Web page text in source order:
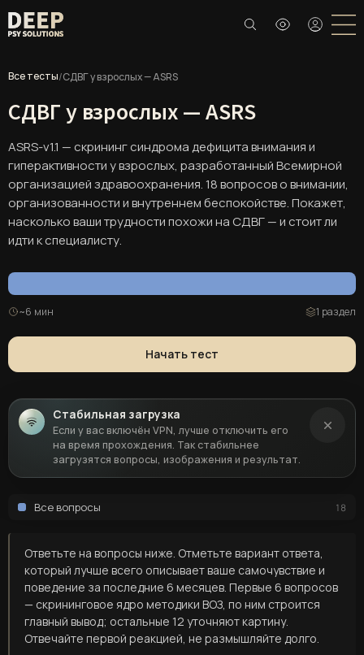
Все тесты/СДВГ у взрослых — ASRS
СДВГ у взрослых — ASRS
ASRS-v1.1 — скрининг синдрома дефицита внимания и
гиперактивности у взрослых, разработанный Всемирной
организацией здравоохранения. 18 вопросов о внимании,
организованности и внутреннем беспокойстве. Покажет,
насколько ваши трудности похожи на СДВГ — и стоит ли
идти к специалисту.
~6 мин 1 раздел
Начать тест
Стабильная загрузка
Если у вас включён VPN, лучше отключить его
на время прохождения. Так стабильнее
загрузятся вопросы, изображения и результат.
Все вопросы 18
Ответьте на вопросы ниже. Отметьте вариант ответа,
который лучше всего описывает ваше самочувствие и
поведение за последние 6 месяцев. Первые 6 вопросов
— скрининговое ядро методики ВОЗ, по ним строится
главный вывод; остальные 12 уточняют картину.
Отвечайте первой реакцией, не размышляйте долго.